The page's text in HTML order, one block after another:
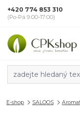
+420 774 853 310
(Po-Pá 9:00-17:00)
E-shop SALOOS